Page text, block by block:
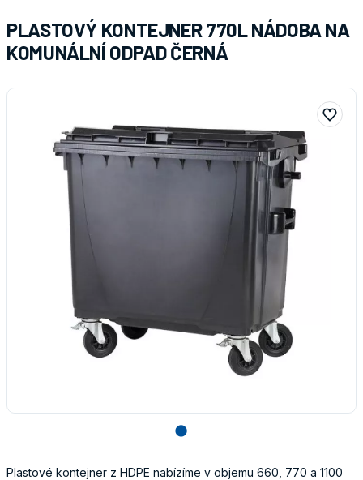
PLASTOVÝ KONTEJNER 770L NÁDOBA NA
KOMUNÁLNÍ ODPAD ČERNÁ
lens
Plastové kontejner z HDPE nabízíme v objemu 660, 770 a 1100